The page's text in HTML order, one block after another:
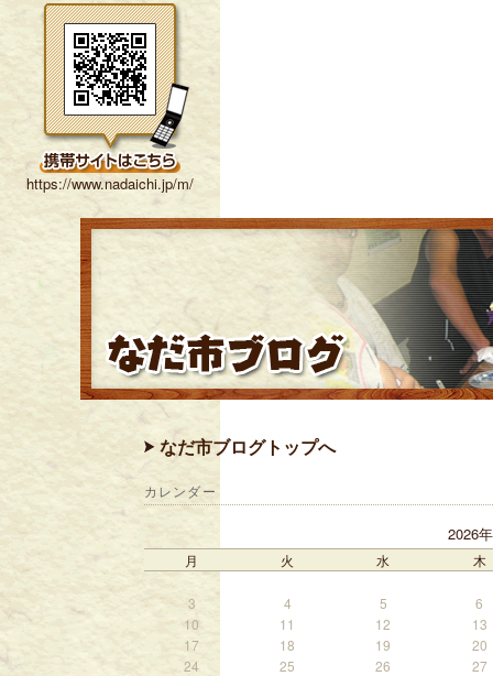
https://www.nadaichi.jp/m/
なだ市ブログトップへ
カレンダー
2026
月 火 水 木
3 4 5
6
10
11 12
13
17
18 19
20
24
25 26
27